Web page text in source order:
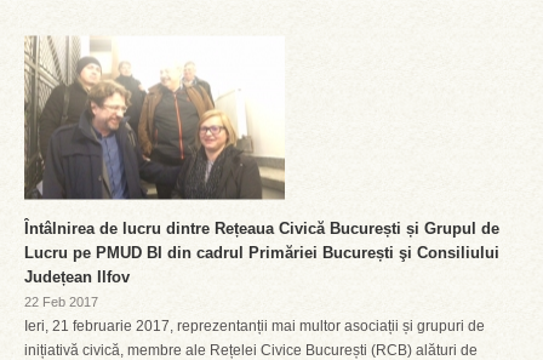
Întâlnirea de lucru dintre Rețeaua Civică București și Grupul de
Lucru pe PMUD BI din cadrul Primăriei București şi Consiliului
Județean Ilfov
22 Feb 2017
Ieri, 21 februarie 2017, reprezentanții mai multor asociații și grupuri de
inițiativă civică, membre ale Rețelei Civice București (RCB) alături de